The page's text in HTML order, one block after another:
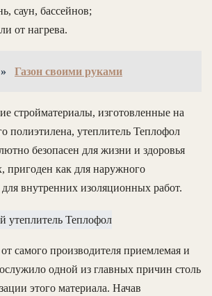
саун, бассейнов;
от нагрева.
Газон своими руками
стройматериалы, изготовленные на
полиэтилена, утеплитель Теплофол
безопасен для жизни и здоровья
как для наружного
внутренних изоляционных работ.
самого производителя приемлемая и
одной из главных причин столь
этого материала. Начав